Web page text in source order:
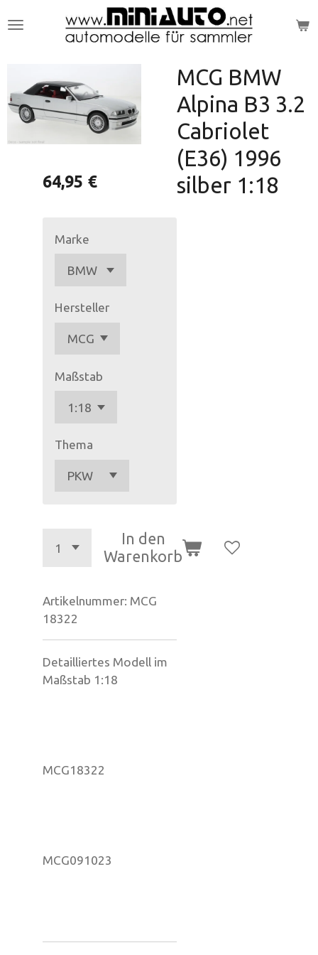
Hauptinhalt
MCG BMW
Alpina B3 3.2
Cabriolet
(E36) 1996
silber 1:18
64,95 €
Marke
Hersteller
Maßstab
Thema
In den
Warenkorb
Artikelnummer: MCG
18322
Detailliertes Modell im
Maßstab 1:18
MCG18322
MCG091023